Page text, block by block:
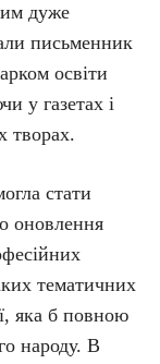
дуже
письменник
освіти
у газетах і
творах.
стати
оновлення
тематичних
яка б повною
народу. В